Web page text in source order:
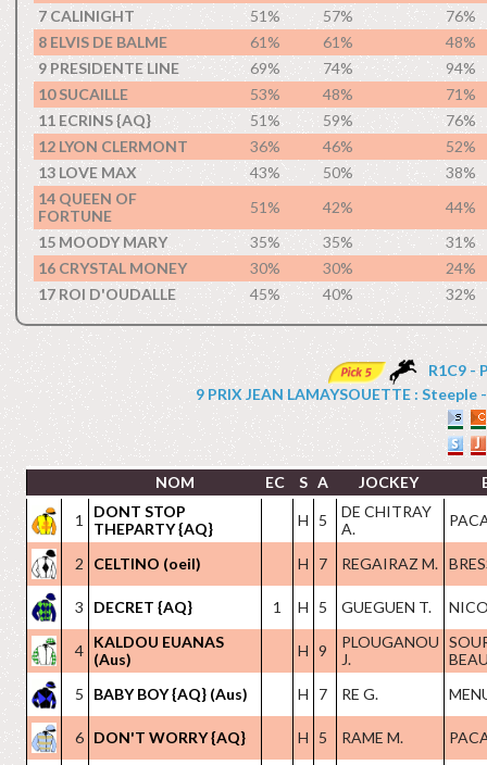
7 CALINIGHT
51% 57%
76%
8 ELVIS DE BALME
61% 61%
48%
9 PRESIDENTE LINE
69% 74%
94%
10 SUCAILLE
53% 48%
71%
11 ECRINS {AQ}
51% 59%
76%
12 LYON CLERMONT
36% 46%
52%
13 LOVE MAX
43% 50%
38%
14 QUEEN OF
FORTUNE
51% 42%
44%
15 MOODY MARY
35% 35%
31%
16 CRYSTAL MONEY
30% 30%
24%
17 ROI D'OUDALLE
45% 40% 32%
R1C9 -
9 PRIX JEAN LAMAYSOUETTE :
NOM EC S A JOCKEY
1
DONT STOP
THEPARTY {AQ}
H 5
DE CHITRAY
A.
2 CELTINO (oeil) H 7 REGAIRAZ M.
3 DECRET {AQ} 1 H 5 GUEGUEN T.
4 KALDOU EUANAS
(Aus)
H 9
PLOUGANOU
J.
5
BABY BOY {AQ} (Aus) H 7 RE G.
6 DON'T WORRY {AQ} H 5 RAME M.